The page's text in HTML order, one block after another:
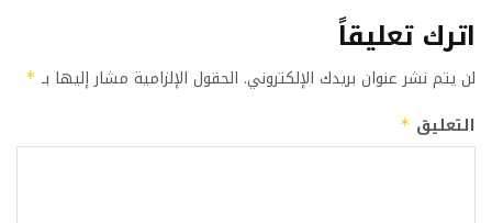
اترك تعليقاً
لن يتم نشر عنوان بريدك الإلكتروني. الحقول الإلزامية مشار إليها بـ *
التعليق *